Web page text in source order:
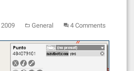
General 4 Comments